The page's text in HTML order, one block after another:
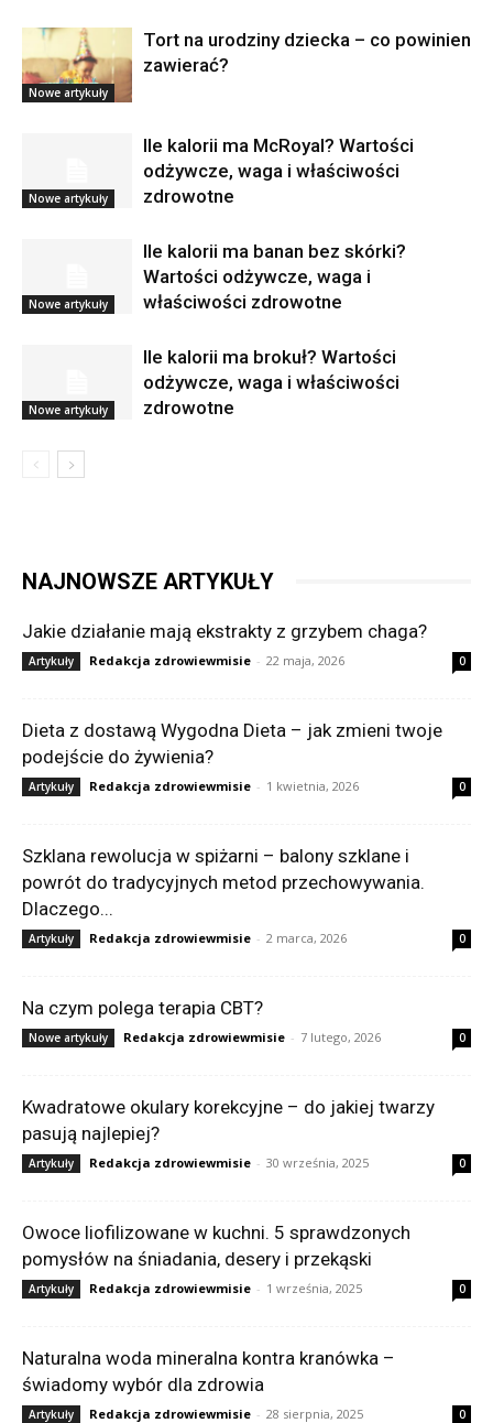
Nowe artykuły
Tort na urodziny dziecka – co powinien
zawierać?
Nowe artykuły
Ile kalorii ma McRoyal? Wartości
odżywcze, waga i właściwości
zdrowotne
Nowe artykuły
Ile kalorii ma banan bez skórki?
Wartości odżywcze, waga i
właściwości zdrowotne
Nowe artykuły
Ile kalorii ma brokuł? Wartości
odżywcze, waga i właściwości
zdrowotne
NAJNOWSZE ARTYKUŁY
Jakie działanie mają ekstrakty z grzybem chaga?
Artykuły Redakcja zdrowiewmisie - 22 maja, 2026 0
Dieta z dostawą Wygodna Dieta – jak zmieni twoje
podejście do żywienia?
Artykuły Redakcja zdrowiewmisie - 1 kwietnia, 2026 0
Szklana rewolucja w spiżarni – balony szklane i
powrót do tradycyjnych metod przechowywania.
Dlaczego...
Artykuły Redakcja zdrowiewmisie - 2 marca, 2026 0
Na czym polega terapia CBT?
Nowe artykuły Redakcja zdrowiewmisie - 7 lutego, 2026 0
Kwadratowe okulary korekcyjne – do jakiej twarzy
pasują najlepiej?
Artykuły Redakcja zdrowiewmisie - 30 września, 2025 0
Owoce liofilizowane w kuchni. 5 sprawdzonych
pomysłów na śniadania, desery i przekąski
Artykuły Redakcja zdrowiewmisie - 1 września, 2025 0
Naturalna woda mineralna kontra kranówka –
świadomy wybór dla zdrowia
Artykuły Redakcja zdrowiewmisie - 28 sierpnia, 2025 0